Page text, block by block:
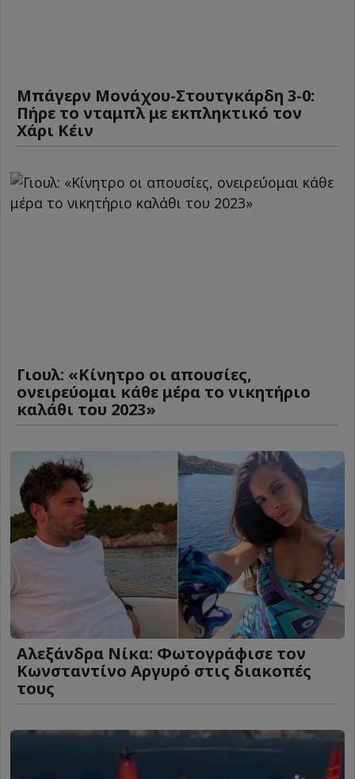
Μπάγερν Μονάχου-Στουτγκάρδη 3-0:
Πήρε το νταμπλ με εκπληκτικό τον
Χάρι Κέιν
Γιουλ: «Κίνητρο οι απουσίες,
ονειρεύομαι κάθε μέρα το νικητήριο
καλάθι του 2023»
Αλεξάνδρα Νίκα: Φωτογράφισε τον
Κωνσταντίνο Αργυρό στις διακοπές
τους